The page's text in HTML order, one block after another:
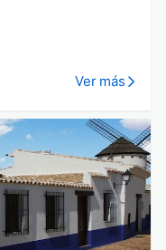
Ver más